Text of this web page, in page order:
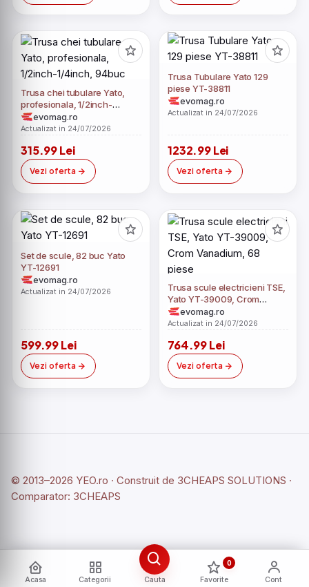
Acasa Categorii Cauta Favorite
0
Cont
Trusa chei tubulare Yato,
profesionala, 1/2inch-
1/4inch, 94buc
evomag.ro
Actualizat in 24/07/2026
315.99 Lei
Vezi oferta
Trusa Tubulare Yato 129
piese YT-38811
evomag.ro
Actualizat in 24/07/2026
1232.99 Lei
Vezi oferta
Set de scule, 82 buc Yato
YT-12691
evomag.ro
Actualizat in 24/07/2026
599.99 Lei
Vezi oferta
Trusa scule electricieni TSE,
Yato YT-39009, Crom
Vanadium, 68 piese
evomag.ro
Actualizat in 24/07/2026
764.99 Lei
Vezi oferta
© 2013–2026 YEO.ro · Construit de 3CHEAPS SOLUTIONS ·
Comparator: 3CHEAPS